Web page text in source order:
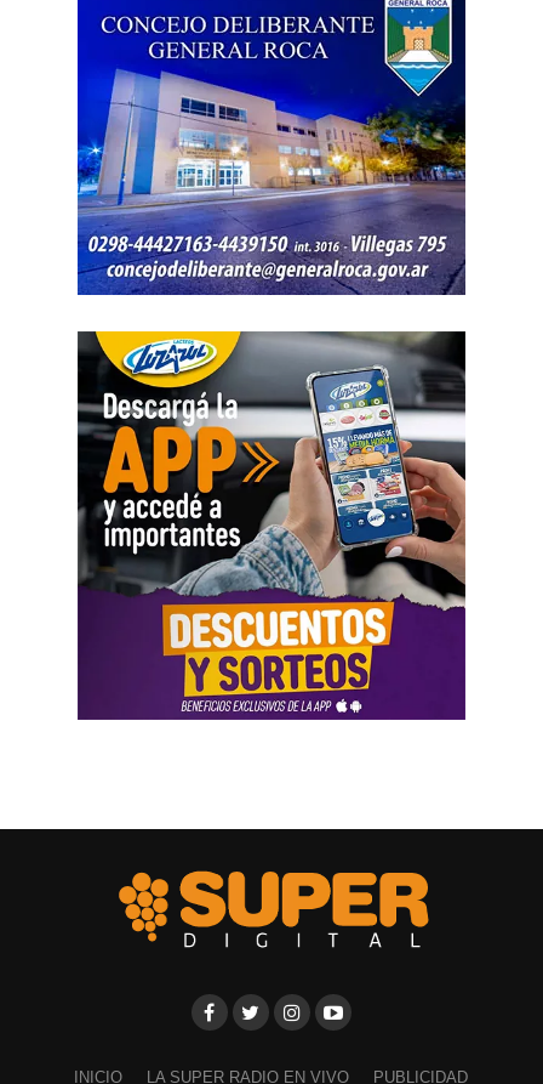
INICIO LA SUPER RADIO EN VIVO PUBLICIDAD